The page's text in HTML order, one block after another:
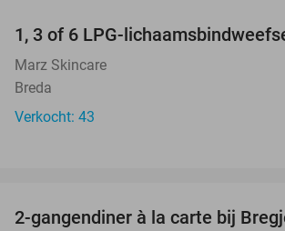
1, 3 of 6 LPG-
Marz Skincare
Breda
Verkocht: 43
2-gangendiner à la carte bij